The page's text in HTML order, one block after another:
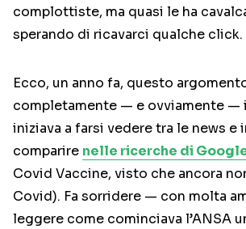
complottiste, ma quasi le ha
sperando di ricavarci qualche click.
Ecco, un anno fa, questo
completamente — e ovviamente —
iniziava a farsi vedere tra le news e
comparire nelle ricerche di
Covid Vaccine, visto che ancora
Covid). Fa sorridere — con molta
leggere come cominciava l’ANSA